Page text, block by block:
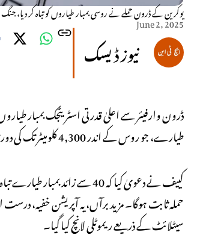
یوکرین کے ڈرون حملے نے روسی بمبار طیاروں کو تباہ کر
June 2, 2025
نیوز ڈیسک
طیارے، جو روس کے اندر 4,300 کلومیٹر تک کی دوری پر تعینات تھے، اس کے جوہری ردعمل کا حصہ ہیں۔ حملے کا نشانہ بیلایا، دیاگلیوو، اولینیا اور ایوانوو کے فضائی اڈے بنے۔
کییف نے دعویٰ کیا کہ 40 سے
حملہ ثابت ہوگا۔ مزید برآں، یہ آپریشن خفیہ،
سیٹلائٹ کے ذریعے ریموٹلی لانچ کیا گیا۔